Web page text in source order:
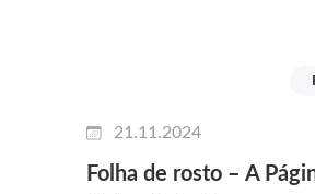
21.11.2024
Folha de rosto – A